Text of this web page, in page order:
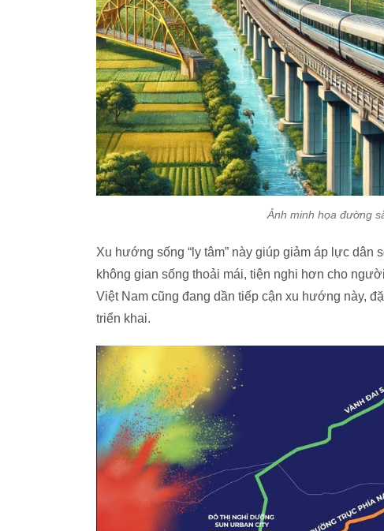
Ảnh minh họa đường
Xu hướng sống “ly tâm” này giúp giảm áp lực dân
không gian sống thoải mái, tiện nghi hơn cho
Việt Nam cũng đang dần tiếp cận xu hướng này,
triển khai.